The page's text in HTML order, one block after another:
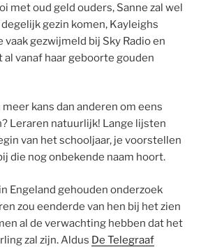
met oud geld ouders, Sanne zal wel
gezin komen, Kayleighs
gezwijmeld bij Sky Radio en
al vanaf haar geboorte gouden
kans dan anderen om eens
Leraren natuurlijk! Lange lijsten
van het schooljaar, je voorstellen
die nog onbekende naam hoort.
Engeland gehouden onderzoek
zou eenderde van hen bij het zien
al de verwachting hebben dat het
zal zijn. Aldus De Telegraaf